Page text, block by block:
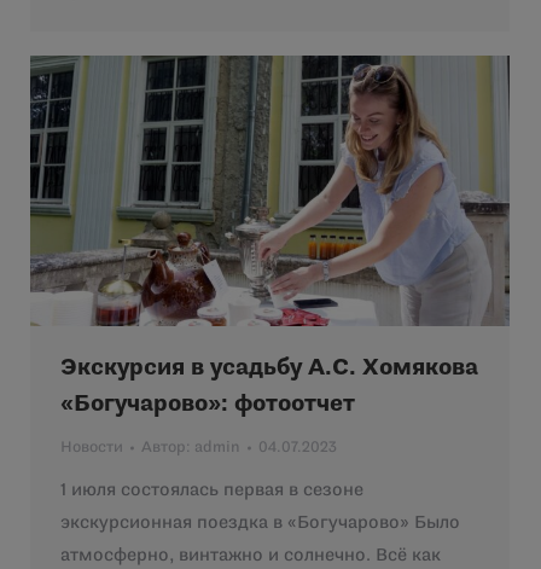
Экскурсия в усадьбу А.С. Хомякова
«Богучарово»: фотоотчет
Новости Автор: admin 04.07.2023
1 июля состоялась первая в сезоне
экскурсионная поездка в «Богучарово» Было
атмосферно, винтажно и солнечно. Всё как